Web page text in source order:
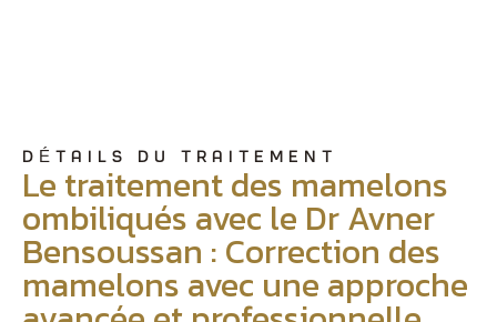
DÉTAILS DU TRAITEMENT
Le traitement des mamelons
ombiliqués avec le Dr Avner
Bensoussan : Correction des
mamelons avec une approche